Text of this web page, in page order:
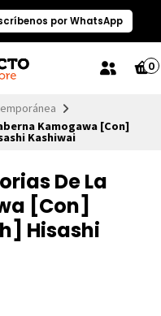
por WhatsApp
0
Kamogawa [Con]
Kashiwai
De La
[Con]
Hisashi